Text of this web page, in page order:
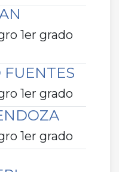
1er grado
FUENTES
1er grado
1er grado